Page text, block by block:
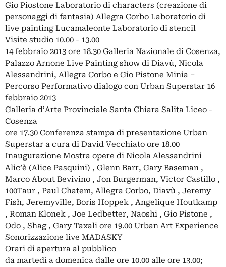
Gio Piostone Laboratorio di characters (creazione di
personaggi di fantasia) Allegra Corbo Laboratorio di
live painting Lucamaleonte Laboratorio di stencil
Visite studio 10.00 - 13.00
14 febbraio 2013 ore 18.30 Galleria Nazionale di Cosenza,
Palazzo Arnone Live Painting show di Diavù, Nicola
Alessandrini, Allegra Corbo e Gio Pistone Minia –
Percorso Performativo dialogo con Urban Superstar 16
febbraio 2013
Galleria d’Arte Provinciale Santa Chiara Salita Liceo -
Cosenza
ore 17.30 Conferenza stampa di presentazione Urban
Superstar a cura di David Vecchiato ore 18.00
Inaugurazione Mostra opere di Nicola Alessandrini
Alic’è (Alice Pasquini) , Glenn Barr, Gary Baseman ,
Marco About Bevivino , Jon Burgerman, Victor Castillo ,
100Taur , Paul Chatem, Allegra Corbo, Diavù , Jeremy
Fish, Jeremyville, Boris Hoppek , Angelique Houtkamp
, Roman Klonek , Joe Ledbetter, Naoshi , Gio Pistone ,
Odo , Shag , Gary Taxali ore 19.00 Urban Art Experience
Sonorizzazione live MADASKY
Orari di apertura al pubblico
da martedì a domenica dalle ore 10.00 alle ore 13.00;